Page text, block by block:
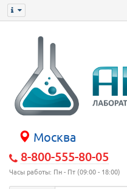
Москва
8-800-555-80-05
Часы работы: Пн - Пт (09:00 - 18:00)